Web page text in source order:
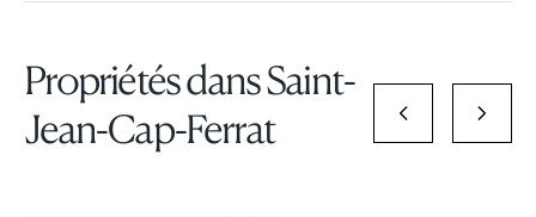
Propriétés dans Saint-
Jean-Cap-Ferrat